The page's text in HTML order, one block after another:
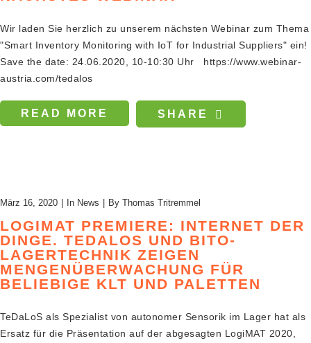
Wir laden Sie herzlich zu unserem nächsten Webinar zum Thema
"Smart Inventory Monitoring with IoT for Industrial Suppliers" ein!
Save the date: 24.06.2020, 10-10:30 Uhr https://www.webinar-
austria.com/tedalos
READ MORE SHARE
März 16, 2020 In News By Thomas Tritremmel
LOGIMAT PREMIERE: INTERNET DER
DINGE. TEDALOS UND BITO-
LAGERTECHNIK ZEIGEN
MENGENÜBERWACHUNG FÜR
BELIEBIGE KLT UND PALETTEN
TeDaLoS als Spezialist von autonomer Sensorik im Lager hat als
Ersatz für die Präsentation auf der abgesagten LogiMAT 2020,